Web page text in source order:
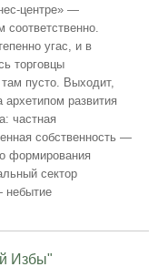
центре» —
угас, и в
торговцы
пусто. Выходит,
развития
частная
собственность —
формирования
сектор
небытие
Избы"